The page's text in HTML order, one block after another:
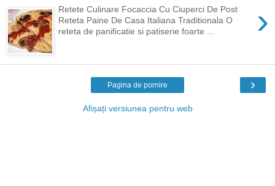
›
Retete Culinare Focaccia Cu Ciuperci De Post
Reteta Paine De Casa Italiana Traditionala O
reteta de panificatie si patiserie foarte ...
›
Pagina de pornire
Afișați versiunea pentru web